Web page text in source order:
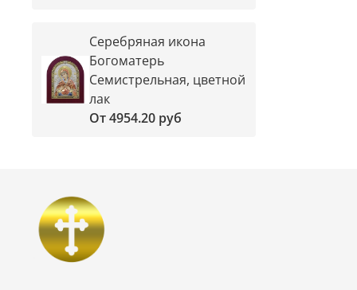
Серебряная икона
Богоматерь
Семистрельная, цветной
лак
От4954.20 руб